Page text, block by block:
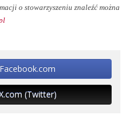
o stowarzyszeniu znaleźć można
(Twitter)